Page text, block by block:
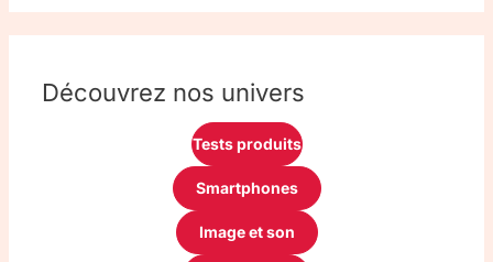
Découvrez nos univers
Tests produits
Smartphones
Image et son